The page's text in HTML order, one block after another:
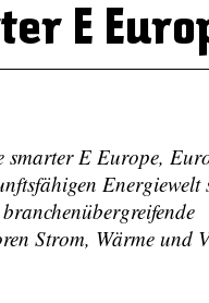
E
smarter E Europe,
Energiewelt
Strom, Wärme und